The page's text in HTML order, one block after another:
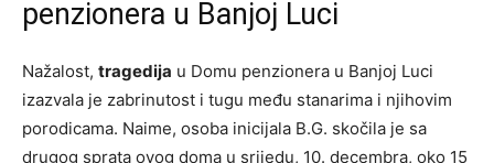
penzionera u Banjoj Luci
Nažalost, tragedija u Domu penzionera u Banjoj Luci
izazvala je zabrinutost i tugu među stanarima i njihovim
porodicama. Naime, osoba inicijala B.G. skočila je sa
drugog sprata ovog doma u srijedu, 10. decembra, oko 15